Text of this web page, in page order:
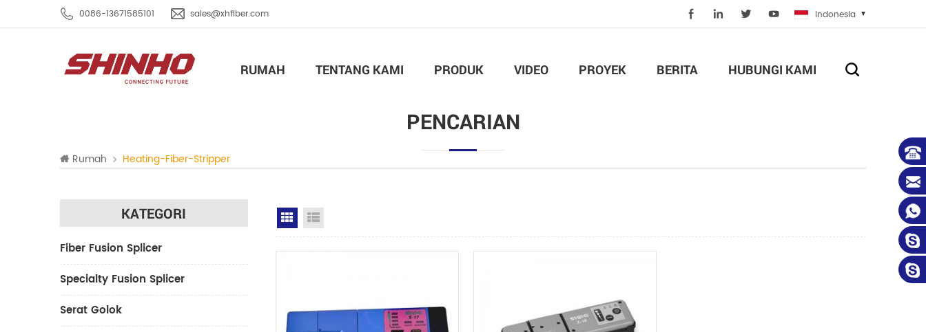
0086-13671585101 sales@xhfiber.com Indonesia
RUMAH TENTANG KAMI PRODUK VIDEO PROYEK BERITA HUBUNGI KAMI
PENCARIAN
Rumah Heating-Fiber-Stripper
KATEGORI
Fiber Fusion Splicer
Specialty Fusion Splicer
Serat Golok
Grid View